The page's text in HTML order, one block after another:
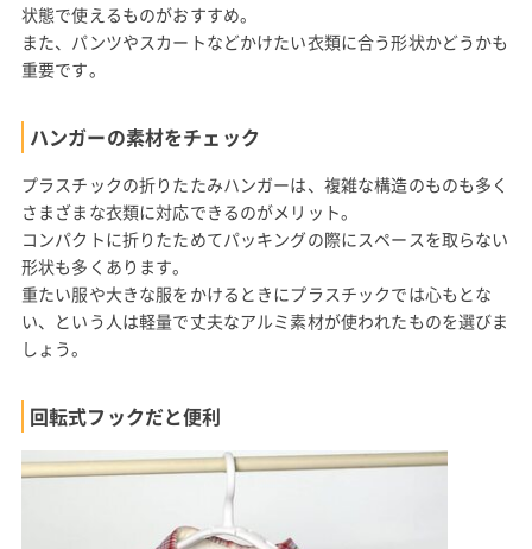
状態で使えるものがおすすめ。
また、パンツやスカートなどかけたい衣類に合う形状かどうかも
重要です。
ハンガーの素材をチェック
プラスチックの折りたたみハンガーは、複雑な構造のものも多く
さまざまな衣類に対応できるのがメリット。
コンパクトに折りたためてパッキングの際にスペースを取らない
形状も多くあります。
重たい服や大きな服をかけるときにプラスチックでは心もとな
い、という人は軽量で丈夫なアルミ素材が使われたものを選びま
しょう。
回転式フックだと便利